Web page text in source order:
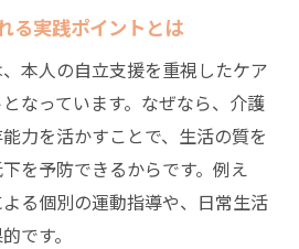
る実践ポイントとは
本人の自立支援を重視したケア
なっています。なぜなら、介護
力を活かすことで、生活の質を
を予防できるからです。例え
る個別の運動指導や、日常生活
です。